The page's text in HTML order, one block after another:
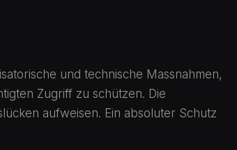
und technische Massnahmen,
Zugriff zu schützen. Die
aufweisen. Ein absoluter Schutz